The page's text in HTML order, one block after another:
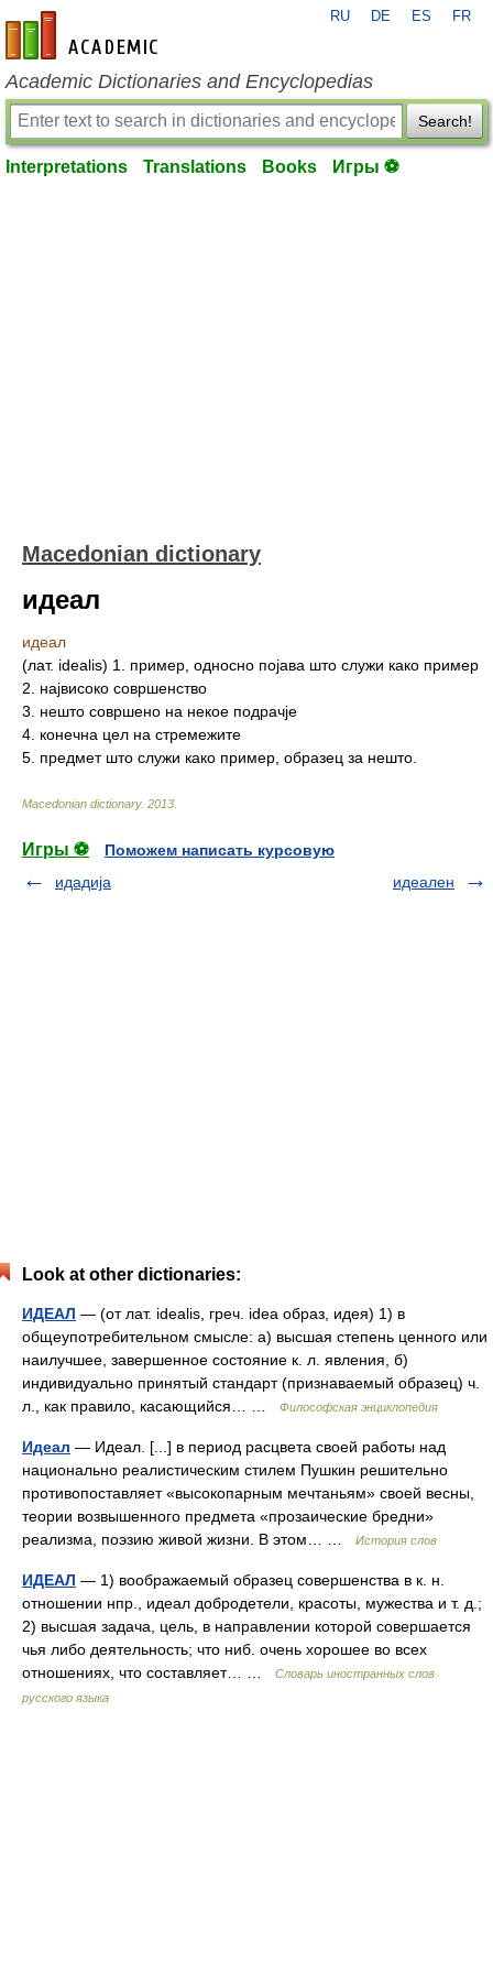
en-academic.com
RU DE ES FR
Academic Dictionaries and Encyclopedias
Search!
Interpretations Translations Books Игры ⚽
Macedonian dictionary
идеал
идеал
(лат. idealis) 1. пример, односно појава што служи како пример
2. највисоко совршенство
3. нешто совршено на некое подрачје
4. конечна цел на стремежите
5. предмет што служи како пример, образец за нешто.
Macedonian dictionary. 2013
Игры ⚽
Поможем написать курсовую
идадија
идеален
Look at other dictionaries:
ИДЕАЛ — (от лат. idealis, греч. idea образ, идея) 1) в
общеупотребительном смысле: а) высшая степень ценного или
наилучшее, завершенное состояние к. л. явления, б)
индивидуально принятый стандарт (признаваемый образец) ч.
л., как правило, касающийся… …
Философская энциклопедия
Идеал — Идеал. [...] в период расцвета своей работы над
национально реалистическим стилем Пушкин решительно
противопоставляет «высокопарным мечтаньям» своей весны,
теории возвышенного предмета «прозаические бредни»
реализма, поэзию живой жизни. В этом… …
История слов
ИДЕАЛ — 1) воображаемый образец совершенства в к. н.
отношении нпр., идеал добродетели, красоты, мужества и т. д.;
2) высшая задача, цель, в направлении которой совершается
чья либо деятельность; что ниб. очень хорошее во всех
отношениях, что составляет… …
Словарь иностранных слов
русского языка